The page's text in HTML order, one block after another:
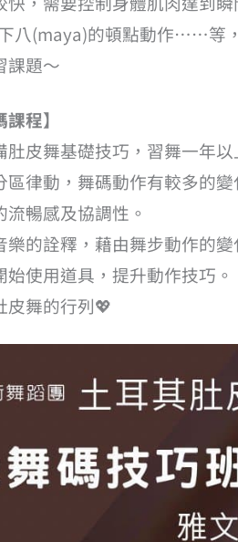
八(maya)的頓點動作……等
課題～
程】
皮舞基礎技巧，習舞一年以
律動，舞碼動作有較多的變
暢感及協調性。
的詮釋，藉由舞步動作的變
使用道具，提升動作技巧。
皮舞的行列💖